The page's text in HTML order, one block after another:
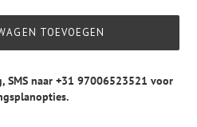
TOEVOEGEN
SMS naar +31 97006523521 voor